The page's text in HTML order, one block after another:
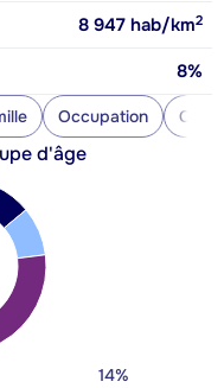
8 947 hab/km2
8%
Occupation
d'âge
14%